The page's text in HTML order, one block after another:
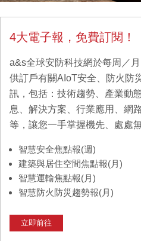
4大電子報，免費訂閱！
a&s全球安防科技網於每周／
供訂戶有關AIoT安全、防火防
訊，包括：技術趨勢、產業動
息、解決方案、行業應用、網
等，讓您一手掌握機先、處處
智慧安全焦點報(週)
建築與居住空間焦點報(月)
智慧運輸焦點報(月)
智慧防火防災趨勢報(月)
立即前往